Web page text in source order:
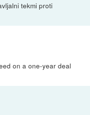
tekmi proti
on a one-year deal